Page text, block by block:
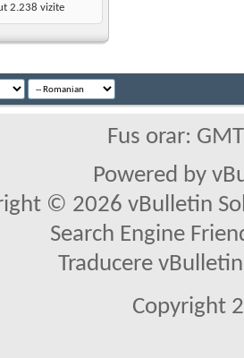
2.238 vizite
Fus orar:
Powered by
© 2026 vBulletin
Search Engine
Traducere
Copyright